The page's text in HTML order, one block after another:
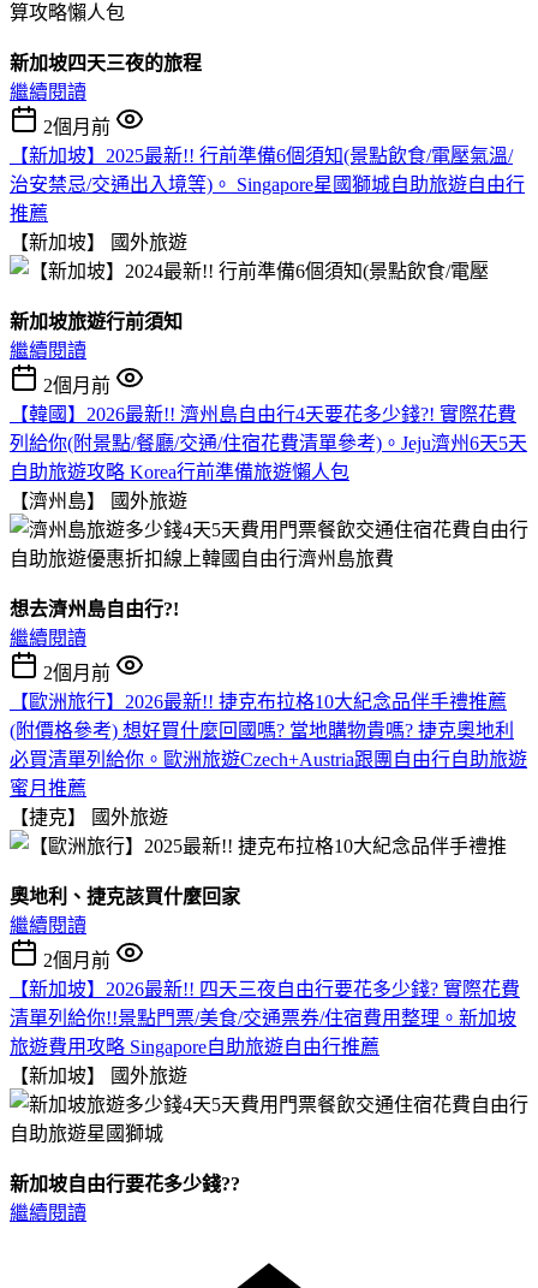
新加坡四天三夜的旅程
繼續閱讀
2個月前
【新加坡】2025最新!! 行前準備6個須知(景點飲食/電壓氣溫/
治安禁忌/交通出入境等)。 Singapore星國獅城自助旅遊自由行
推薦
【新加坡】
國外旅遊
新加坡旅遊行前須知
繼續閱讀
2個月前
【韓國】2026最新!! 濟州島自由行4天要花多少錢?! 實際花費
列給你(附景點/餐廳/交通/住宿花費清單參考)。Jeju濟州6天5天
自助旅遊攻略 Korea行前準備旅遊懶人包
【濟州島】
國外旅遊
想去濟州島自由行?!
繼續閱讀
2個月前
【歐洲旅行】2026最新!! 捷克布拉格10大紀念品伴手禮推薦
(附價格參考) 想好買什麼回國嗎? 當地購物貴嗎? 捷克奧地利
必買清單列給你。歐洲旅遊Czech+Austria跟團自由行自助旅遊
蜜月推薦
【捷克】
國外旅遊
奧地利、捷克該買什麼回家
繼續閱讀
2個月前
【新加坡】2026最新!! 四天三夜自由行要花多少錢? 實際花費
清單列給你!!景點門票/美食/交通票券/住宿費用整理。新加坡
旅遊費用攻略 Singapore自助旅遊自由行推薦
【新加坡】
國外旅遊
新加坡自由行要花多少錢??
繼續閱讀